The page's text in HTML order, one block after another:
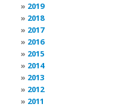
2019
2018
2017
2016
2015
2014
2013
2012
2011